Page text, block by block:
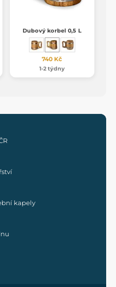
Dubový korbel 0,5 L
740 Kč
1-2 týdny
kapely